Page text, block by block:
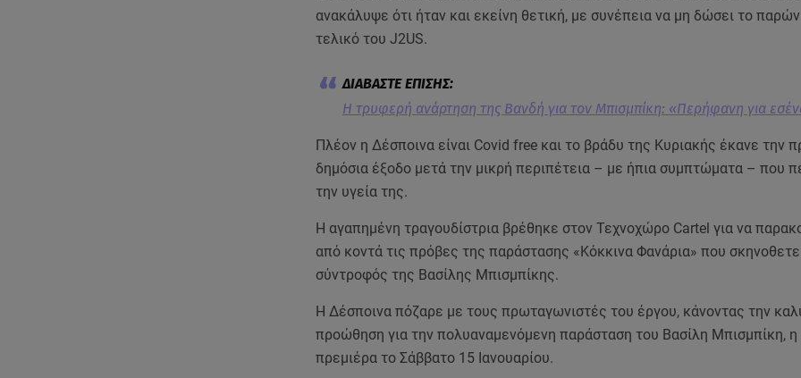
ανακάλυψε ότι ήταν και εκείνη θετική, με συνέπεια να μη δώσει το
τελικό του J2US.
Η τρυφερή ανάρτηση της Βανδή για τον Μπισμπίκη: «Περήφανη για
Πλέον η Δέσποινα είναι Covid free και το βράδυ της Κυριακής έκανε την
δημόσια έξοδο μετά την μικρή περιπέτεια – με ήπια συμπτώματα – που
την υγεία της.
Η αγαπημένη τραγουδίστρια βρέθηκε στον Τεχνοχώρο Cartel για να
από κοντά τις πρόβες της παράστασης «Κόκκινα Φανάρια» που
σύντροφός της Βασίλης Μπισμπίκης.
Η Δέσποινα πόζαρε με τους πρωταγωνιστές του έργου, κάνοντας την
προώθηση για την πολυαναμενόμενη παράσταση του Βασίλη Μπισμπίκη, η
πρεμιέρα το Σάββατο 15 Ιανουαρίου.